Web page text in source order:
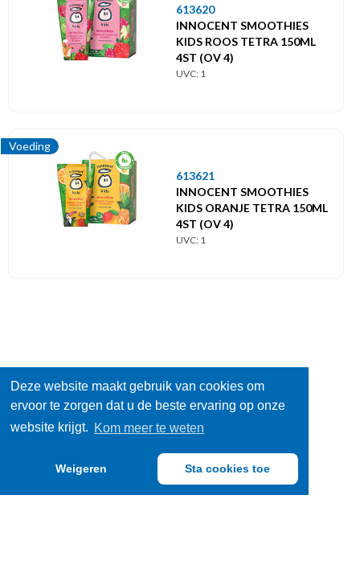
Deze website maakt gebruik van cookies om
ervoor te zorgen dat u de beste ervaring op onze
website krijgt. Kom meer te weten
Weigeren Sta cookies toe
613620
INNOCENT SMOOTHIES
KIDS ROOS TETRA 150ML
4ST (OV 4)
UVC: 1
Voeding
613621
INNOCENT SMOOTHIES
KIDS ORANJE TETRA 150ML
4ST (OV 4)
UVC: 1